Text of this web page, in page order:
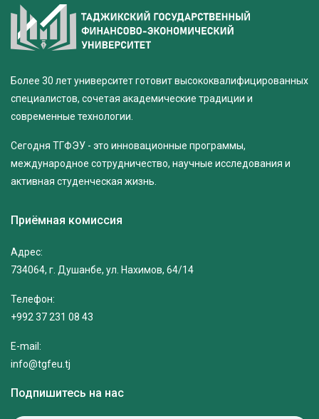
Более 30 лет университет готовит высококвалифицированных
специалистов, сочетая академические традиции и
современные технологии.
Сегодня ТГФЭУ - это инновационные программы,
международное сотрудничество, научные исследования и
активная студенческая жизнь.
Приёмная комиссия
Адрес:
734064, г. Душанбе, ул. Нахимов, 64/14
Телефон:
+992 37 231 08 43
E-mail:
info@tgfeu.tj
Подпишитесь на нас